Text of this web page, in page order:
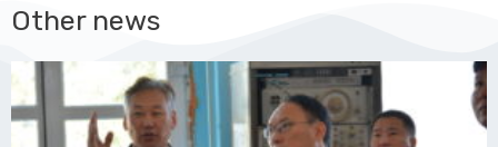
Other news